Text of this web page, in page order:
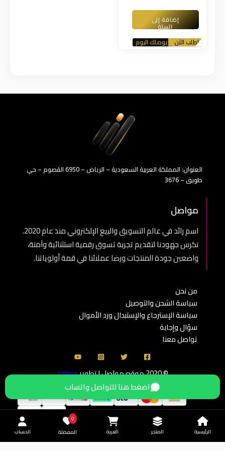
اضغط هنا للتواصل واتساب
الرئيسية المتجر العربة
0
المفضلة
الحساب
إضافة إلى
السلة
اطلب الآن يوصلك اليوم اطلب الآن يوصلك اليوم
العنوان: المملكة العربية السعودية – الرياض – 6950 القصوم – حي
طويق – 3676
مواصل
اسم رائد في عالم التسويق والبيع الإلكتروني منذ عام 2020.
نكرس جهودنا لتقديم تجربة تسوق رقمية استثنائية وآمنة،
واضعين جودة المنتجات ورضا عملائنا في قمة أولوياتنا.
من نحن
سياسة الشحن والتوصيل
سياسة الإسترجاع والإستبدال ورد الأموال
سؤال وإجابة
تواصل معنا
© 2020 موقع مواصل | تطوير aoleva